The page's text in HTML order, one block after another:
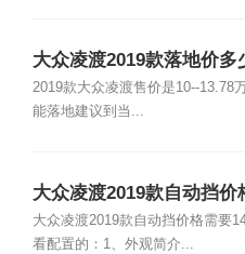
大众凌渡2019款落地价多
2019款大众凌渡售价是10--13.78
能落地建议到当...
大众凌渡2019款自动挡价
大众凌渡2019款自动挡价格需要
看配置的：1、外观简介...